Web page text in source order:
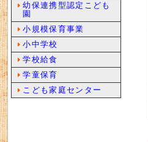
幼保連携型認定こども
園
小規模保育事業
小中学校
学校給食
学童保育
こども家庭センター